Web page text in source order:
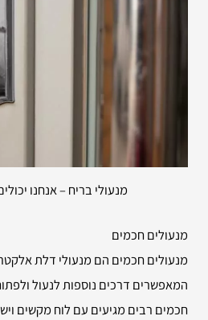
מנעולי בריח – אנחנו
מנעולים חכמים
מנעולים חכמים הם מנעולי דלת
המאפשרים דרכים נוספות לנעול
חכמים רבים מגיעים עם לוח מקשים